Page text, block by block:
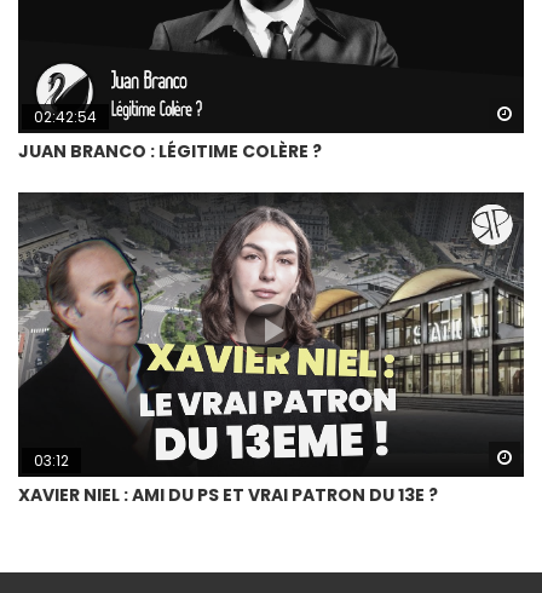
02:42:54
JUAN BRANCO : LÉGITIME COLÈRE ?
03:12
XAVIER NIEL : AMI DU PS ET VRAI PATRON DU 13E ?